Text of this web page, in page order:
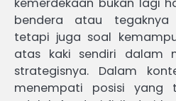
bendera atau tegaknya
tetapi juga soal
atas kaki sendiri dalam
strategisnya. Dalam
menempati posisi yang